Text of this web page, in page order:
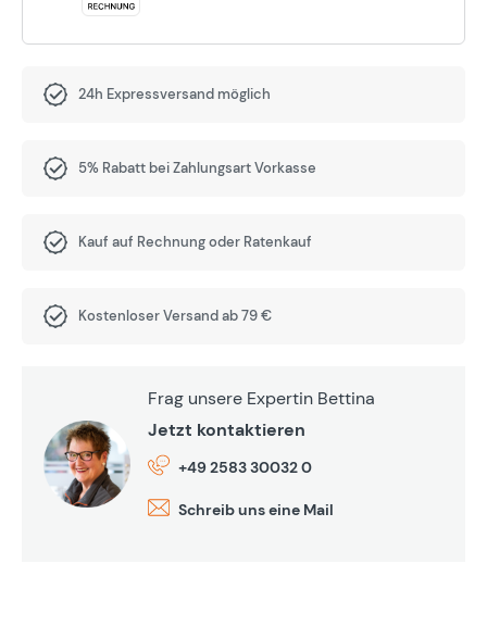
24h Expressversand möglich
5% Rabatt bei Zahlungsart Vorkasse
Kauf auf Rechnung oder Ratenkauf
Kostenloser Versand ab 79 €
Frag unsere Expertin Bettina
Jetzt kontaktieren
+49 2583 30032 0
Schreib uns eine Mail